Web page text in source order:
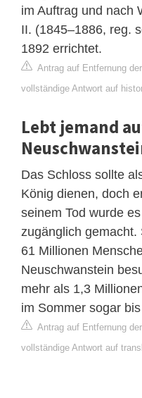
im Auftrag und nach
II. (1845–1886, reg.
1892 errichtet.
Antrag auf Entfernung
vollständige Antwort auf
Lebt jemand
Das Schloss sollte
König dienen, doch
seinem Tod wurde
zugänglich
61 Millionen
Neuschwanstein
mehr als 1,3
im Sommer sogar
Antrag auf Entfernung
vollständige Antwort auf